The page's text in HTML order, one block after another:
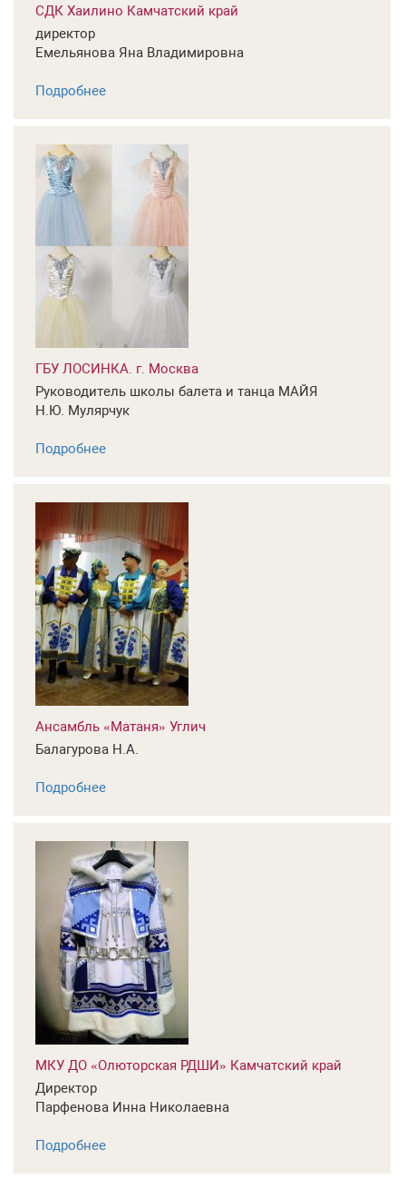
СДК Хаилино Камчатский край
директор
Емельянова Яна Владимировна
Подробнее
ГБУ ЛОСИНКА. г. Москва
Руководитель школы балета и танца МАЙЯ
Н.Ю. Мулярчук
Подробнее
Ансамбль «Матаня» Углич
Балагурова Н.А.
Подробнее
МКУ ДО «Олюторская РДШИ» Камчатский край
Директор
Парфенова Инна Николаевна
Подробнее